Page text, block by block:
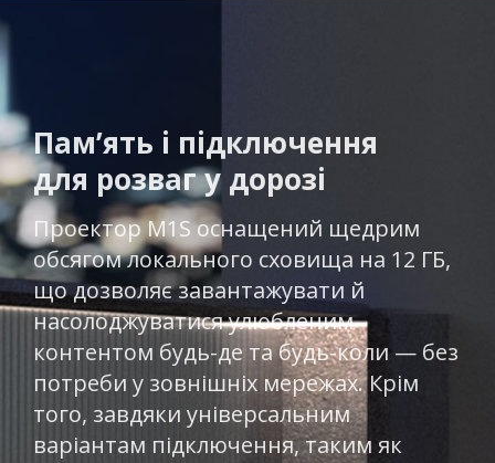
Пам’ять і підключення
для розваг у дорозі​
Проектор M1S оснащений щедрим
обсягом локального сховища на 12 ГБ,
що дозволяє завантажувати й
насолоджуватися улюбленим
контентом будь-де та будь-коли — без
потреби у зовнішніх мережах. Крім
того, завдяки універсальним
варіантам підключення, таким як